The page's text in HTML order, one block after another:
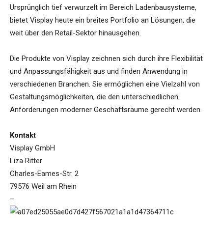
Ursprünglich tief verwurzelt im Bereich Ladenbausysteme,
bietet Visplay heute ein breites Portfolio an Lösungen, die
weit über den Retail-Sektor hinausgehen.
Die Produkte von Visplay zeichnen sich durch ihre Flexibilität
und Anpassungsfähigkeit aus und finden Anwendung in
verschiedenen Branchen. Sie ermöglichen eine Vielzahl von
Gestaltungsmöglichkeiten, die den unterschiedlichen
Anforderungen moderner Geschäftsräume gerecht werden.
Kontakt
Visplay GmbH
Liza Ritter
Charles-Eames-Str. 2
79576 Weil am Rhein
–